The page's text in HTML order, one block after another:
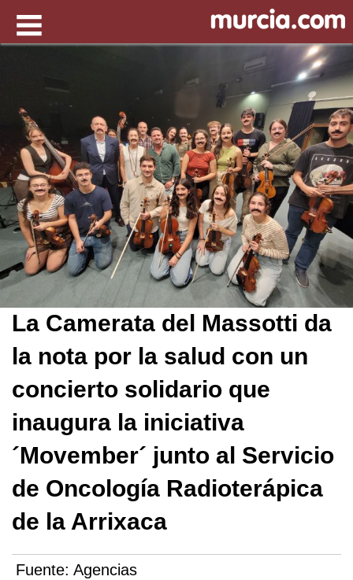
La Camerata del Massotti da
la nota por la salud con un
concierto solidario que
inaugura la iniciativa
´Movember´ junto al Servicio
de Oncología Radioterápica
de la Arrixaca
Fuente: Agencias